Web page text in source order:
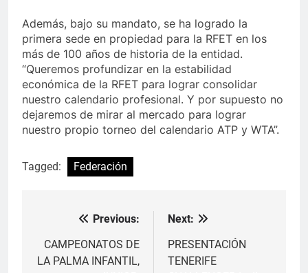
Además, bajo su mandato, se ha logrado la
primera sede en propiedad para la RFET en los
más de 100 años de historia de la entidad.
“Queremos profundizar en la estabilidad
económica de la RFET para lograr consolidar
nuestro calendario profesional. Y por supuesto no
dejaremos de mirar al mercado para lograr
nuestro propio torneo del calendario ATP y WTA”.
Tagged: Federación
Navegación
de
Previous:
CAMPEONATOS DE
LA PALMA INFANTIL,
Next:
PRESENTACIÓN
TENERIFE